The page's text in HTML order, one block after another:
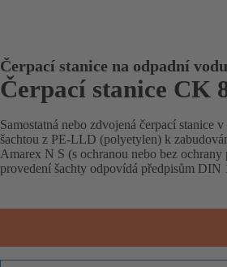
Čerpací stanice na odpadní vodu
Čerpací stanice CK
Samostatná nebo zdvojená čerpací
šachtou z PE-LLD (polyetylen) k
Amarex N S (s ochranou nebo bez
provedení šachty odpovídá předpisům